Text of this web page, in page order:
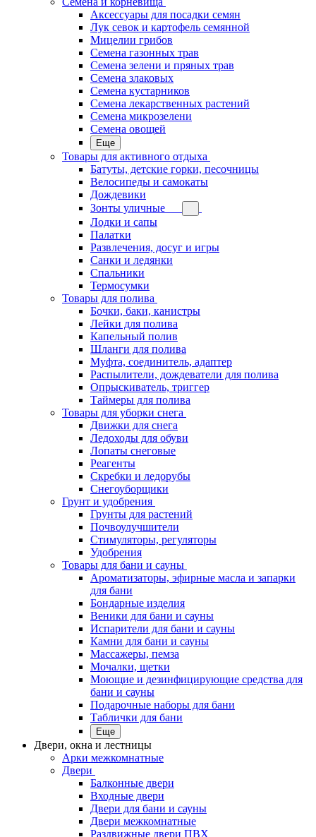
Аксессуары для посадки семян
Лук севок и картофель семянной
Мицелии грибов
Семена газонных трав
Семена зелени и пряных трав
Семена злаковых
Семена кустарников
Семена лекарственных растений
Семена микрозелени
Семена овощей
Еще
Товары для активного отдыха
Батуты, детские горки, песочницы
Велосипеды и самокаты
Дождевики
Зонты уличные
Лодки и сапы
Палатки
Развлечения, досуг и игры
Санки и ледянки
Спальники
Термосумки
Товары для полива
Бочки, баки, канистры
Лейки для полива
Капельный полив
Шланги для полива
Муфта, соединитель, адаптер
Распылители, дождеватели для полива
Опрыскиватель, триггер
Таймеры для полива
Товары для уборки снега
Движки для снега
Ледоходы для обуви
Лопаты снеговые
Реагенты
Скребки и ледорубы
Снегоуборщики
Грунт и удобрения
Грунты для растений
Почвоулучшители
Стимуляторы, регуляторы
Удобрения
Товары для бани и сауны
Ароматизаторы, эфирные масла и запарки
для бани
Бондарные изделия
Веники для бани и сауны
Испарители для бани и сауны
Камни для бани и сауны
Массажеры, пемза
Мочалки, щетки
Моющие и дезинфицирующие средства для
бани и сауны
Подарочные наборы для бани
Таблички для бани
Еще
Двери, окна и лестницы
Арки межкомнатные
Двери
Балконные двери
Входные двери
Двери для бани и сауны
Двери межкомнатные
Раздвижные двери ПВХ